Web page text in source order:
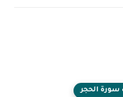
سورة الحجر